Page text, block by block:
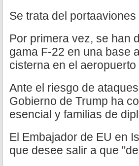
Se trata del
Por primera vez, se han
gama F-22 en una base
cisterna en el
Ante el riesgo de
Gobierno de Trump ha
esencial y familias de
El Embajador de EU en
que desee salir a que